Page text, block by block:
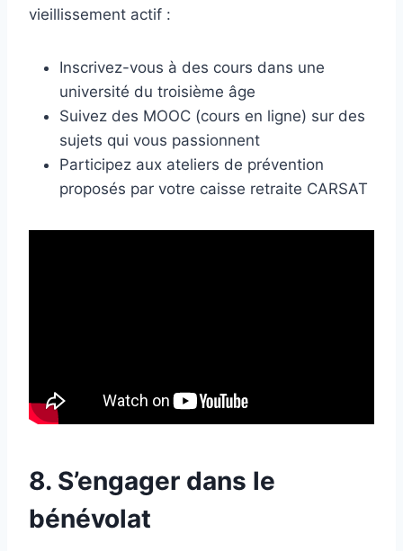
vieillissement actif :
Inscrivez-vous à des cours dans une
université du troisième âge
Suivez des MOOC (cours en ligne) sur des
sujets qui vous passionnent
Participez aux ateliers de prévention
proposés par votre caisse retraite CARSAT
8. S’engager dans le
bénévolat